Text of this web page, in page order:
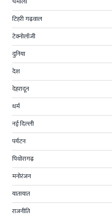
टिहरी गढ़वाल
टेक्नोलॉजी
दुनिया
देश
देहरादून
धर्म
नई दिल्ली
पर्यटन
पिथोरागढ़
मनोरंजन
यातायात
राजनीति